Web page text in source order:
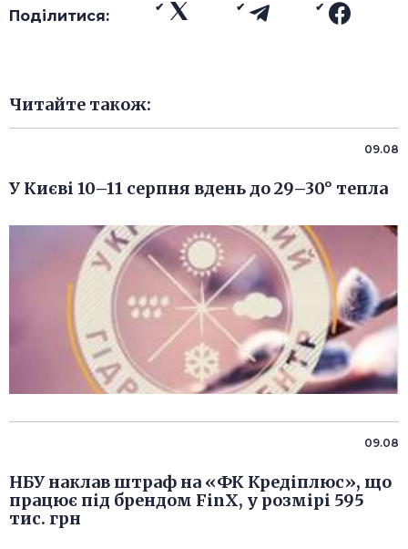
Поділитися:
Читайте також:
09.08
У Києві 10–11 серпня вдень до 29–30° тепла
09.08
НБУ наклав штраф на «ФК Кредіплюс», що
працює під брендом FinX, у розмірі 595
тис. грн